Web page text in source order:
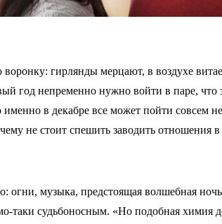
гирлянды мерцают, в воздухе
год непременно нужно войти в паре,
в декабре все может пойти совсем
не стоит спешить заводить отношения в
огни, музыка, предстоящая волшебная
таки судьбоносным. «Но подобная химия